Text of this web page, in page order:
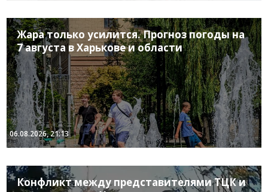
Жара только усилится. Прогноз погоды на
7 августа в Харькове и области
06.08.2026, 21:13
Конфликт между представителями ТЦК и